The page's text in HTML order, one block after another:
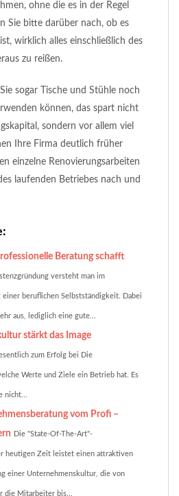
ohne die es in der Regel
Sie bitte darüber nach, ob es
wirklich alles einschließlich des
zu reißen.
sogar Tische und Stühle noch
können, das spart nicht
sondern vor allem viel
Ihre Firma deutlich früher
einzelne Renovierungsarbeiten
laufenden Betriebes nach und
Beratung schafft
versteht man im
beruflichen Selbstständigkeit. Dabei
aus, lediglich eine gute...
stärkt das Image
zum Erfolg bei Die
Werte und Ziele ein Betrieb hat. Es
nicht...
vom Profi –
Die "State-Of-The-Art"-
heutigen Zeit leistet einen attraktiven
einer Unternehmenskultur, die von
die Mitarbeiter bis...